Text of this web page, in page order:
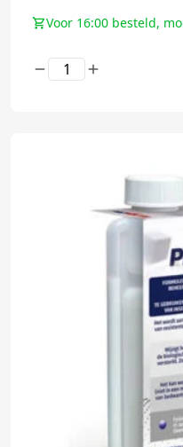
Voor 16:00 besteld,